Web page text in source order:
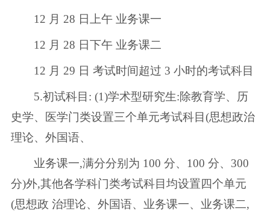
12 月 28 日上午 业务课一
12 月 28 日下午 业务课二
12 月 29 日 考试时间超过 3 小时的考试科目
5.初试科目: (1)学术型研究生:除教育学、历
史学、医学门类设置三个单元考试科目(思想政治
理论、外国语、
业务课一,满分分别为 100 分、100 分、300
分)外,其他各学科门类考试科目均设置四个单元
(思想政 治理论、外国语、业务课一、业务课二,